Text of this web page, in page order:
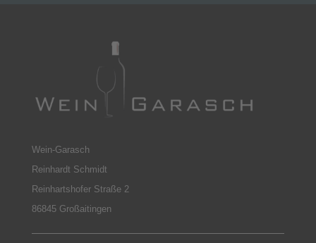
Wein-Garasch
Reinhardt Schmidt
Reinhartshofer Straße 2
86845 Großaitingen